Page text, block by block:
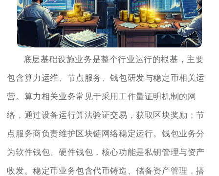
底层基础设施业务是整个行业运行的根基，主要
包含算力运维、节点服务、钱包研发与稳定币相关运
营。算力相关业务常见于采用工作量证明机制的网
络，通过设备运行算法验证交易，获取区块奖励；节
点服务商负责维护区块链网络稳定运行。钱包业务分
为软件钱包、硬件钱包，核心功能是私钥管理与资产
收发。稳定币业务包含代币铸造、储备资产管理，搭